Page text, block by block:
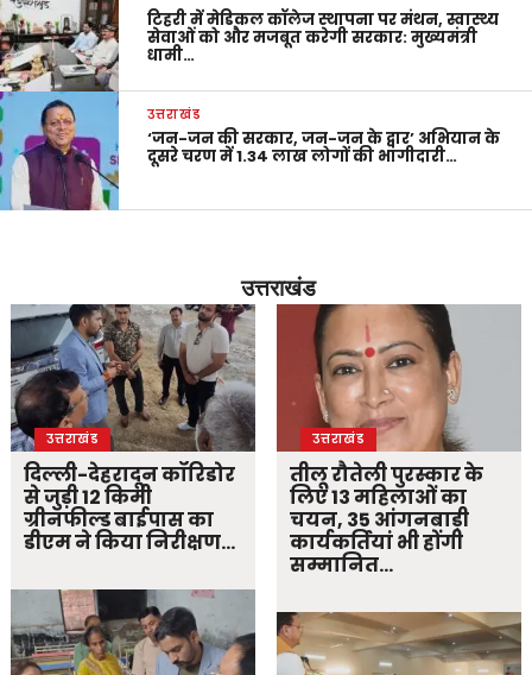
टिहरी में मेडिकल कॉलेज स्थापना पर मंथन, स्वास्थ्य
सेवाओं को और मजबूत करेगी सरकार: मुख्यमंत्री
धामी…
उत्तराखंड
‘जन-जन की सरकार, जन-जन के द्वार’ अभियान के
दूसरे चरण में 1.34 लाख लोगों की भागीदारी…
उत्तराखंड
उत्तराखंड
दिल्ली-देहरादून कॉरिडोर
से जुड़ी 12 किमी
ग्रीनफील्ड बाईपास का
डीएम ने किया निरीक्षण…
उत्तराखंड
तीलू रौतेली पुरस्कार के
लिए 13 महिलाओं का
चयन, 35 आंगनबाड़ी
कार्यकर्तियां भी होंगी
सम्मानित…